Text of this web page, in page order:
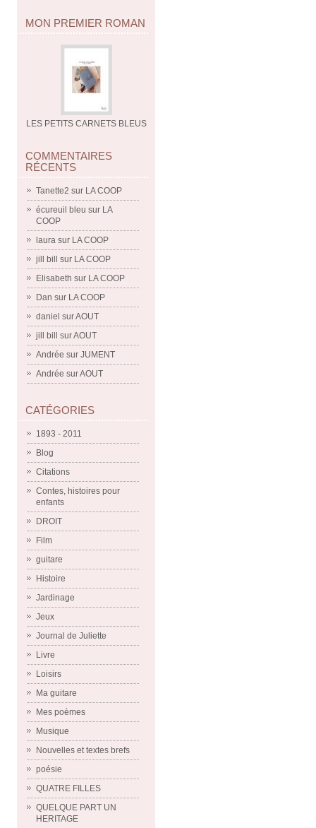
MON PREMIER ROMAN
LES PETITS CARNETS BLEUS
COMMENTAIRES
RÉCENTS
Tanette2 sur LA COOP
écureuil bleu sur LA
COOP
laura sur LA COOP
jill bill
sur LA COOP
Elisabeth sur LA COOP
Dan sur LA COOP
daniel surAOUT
jill bill
surAOUT
Andrée sur JUMENT
Andrée surAOUT
CATÉGORIES
1893 - 2011
Blog
Citations
Contes, histoires pour
enfants
DROIT
Film
guitare
Histoire
Jardinage
Jeux
Journal de Juliette
Livre
Loisirs
Ma guitare
Mes poèmes
Musique
Nouvelles et textes brefs
poésie
QUATRE FILLES
QUELQUE PART UN
HERITAGE